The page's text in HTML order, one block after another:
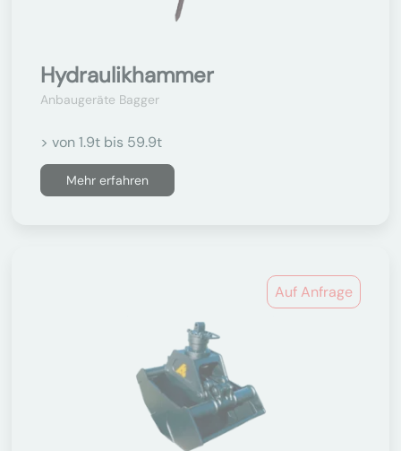
Hydraulikhammer
Anbaugeräte Bagger
> von 1.9t bis 59.9t
Mehr erfahren
Auf Anfrage